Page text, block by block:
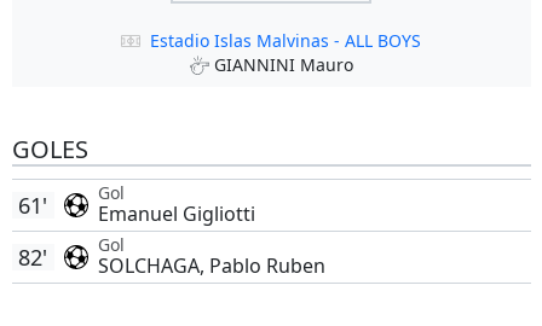
Estadio Islas Malvinas - ALL BOYS
GIANNINI Mauro
GOLES
Gol
Emanuel Gigliotti
61'
Gol
SOLCHAGA, Pablo Ruben
82'